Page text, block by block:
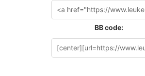
BB code: